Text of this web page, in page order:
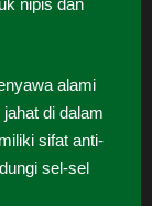
nipis dan
alami
di dalam
sifat anti-
sel-sel